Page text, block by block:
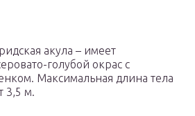
акула – имеет
голубой окрас с
Максимальная длина тела
3,5 м.